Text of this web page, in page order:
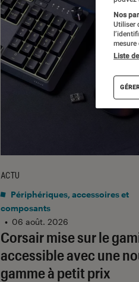
Corsair mise sur le
accessible avec une
gamme à petit prix
ACTU
Périphériques, accessoires et
composants
• 06 août. 2026
Nos
Utiliser
mesure
Liste